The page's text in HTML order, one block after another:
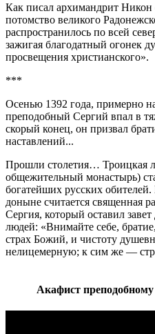
Как писал архимандрит Никон
потомство великого
распространилось по всей
зажигая благодатный огонек
просвещения христианского».
***
Осенью 1392 года, примерно
преподобный Сергий впал в
скорый конец, он призвал
наставлений...
Прошли столетия… Троицкая
общежительный монастырь)
богатейших русских
доныне считается священная
Сергия, который оставил
людей: «Внимайте себе,
страх Божий, и чистоту
нелицемерную; к сим же —
Акафист